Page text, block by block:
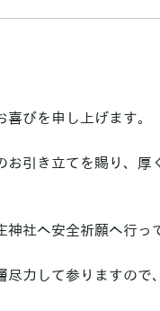
喜びを申し上げます。
お引き立てを賜り、厚
神社へ安全祈願へ行っ
尽力して参りますので